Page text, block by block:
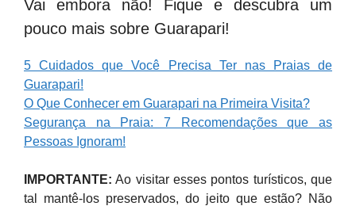
Vai embora não! Fique e descubra um
pouco mais sobre Guarapari!
5 Cuidados que Você Precisa Ter nas Praias de
Guarapari!
O Que Conhecer em Guarapari na Primeira Visita?
Segurança na Praia: 7 Recomendações que as
Pessoas Ignoram!
IMPORTANTE: Ao visitar esses pontos turísticos, que
tal mantê-los preservados, do jeito que estão? Não